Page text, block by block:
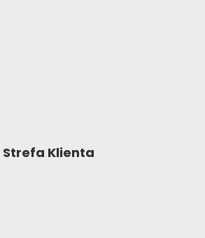
Strefa Klienta